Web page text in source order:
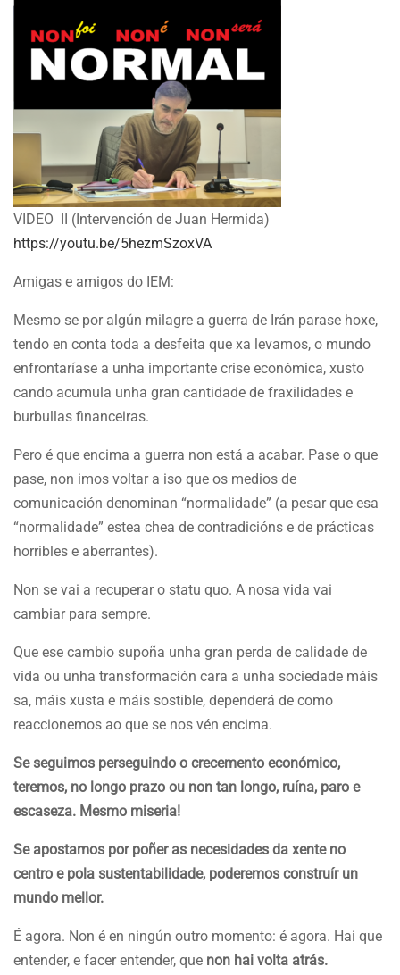
VIDEO II (Intervención de Juan Hermida)
https://youtu.be/5hezmSzoxVA
Amigas e amigos do IEM:
Mesmo se por algún milagre a guerra de Irán parase hoxe,
tendo en conta toda a desfeita que xa levamos, o mundo
enfrontaríase a unha importante crise económica, xusto
cando acumula unha gran cantidade de fraxilidades e
burbullas financeiras.
Pero é que encima a guerra non está a acabar. Pase o que
pase, non imos voltar a iso que os medios de
comunicación denominan “normalidade” (a pesar que esa
“normalidade” estea chea de contradicións e de prácticas
horribles e aberrantes).
Non se vai a recuperar o statu quo. A nosa vida vai
cambiar para sempre.
Que ese cambio supoña unha gran perda de calidade de
vida ou unha transformación cara a unha sociedade máis
sa, máis xusta e máis sostible, dependerá de como
reaccionemos ao que se nos vén encima.
Se seguimos perseguindo o crecemento económico,
teremos, no longo prazo ou non tan longo, ruína, paro e
escaseza. Mesmo miseria!
Se apostamos por poñer as necesidades da xente no
centro e pola sustentabilidade, poderemos construír un
mundo mellor.
É agora. Non é en ningún outro momento: é agora. Hai que
entender, e facer entender, que non hai volta atrás.